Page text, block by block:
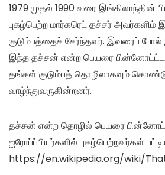
1979 முதல் 1990 வரை இங்கிலாந்தின்
புகழ்பெற்ற மார்கரெட் தச்சர் அவர்களிம்
குடும்பத்தைச் சேர்ந்தவர். இவரைப்
இந்த தச்சன் என்ற பெயரை
தங்கள் குடும்பத் தொழிலாகவும்
வாழ்ந்துவருகின்றனர்.
தச்சன் என்ற தொழில் பெயரை
ஐரோப்ப்பியர்களில் புகழ்பெற்றவர்கள்
https://en.wikipedia.org/wiki/